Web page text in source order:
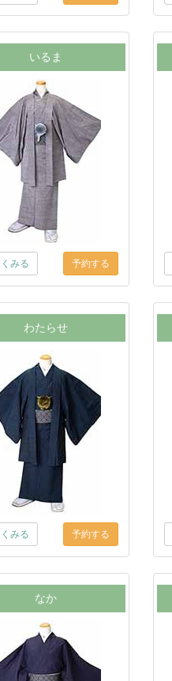
いるま
みる
わたらせ
みる
なか